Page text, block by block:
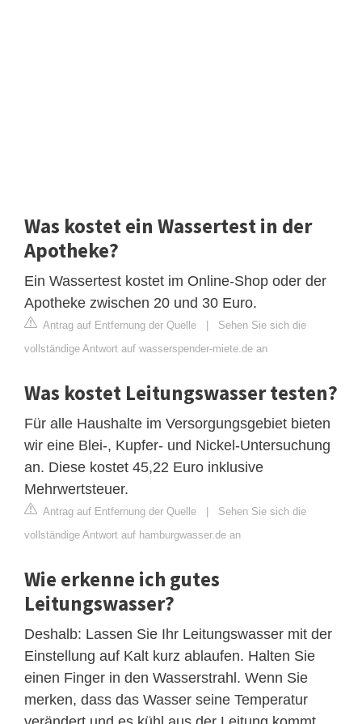
Was kostet ein Wassertest in der
Apotheke?
Ein Wassertest kostet im Online-Shop oder der
Apotheke zwischen 20 und 30 Euro.
Antrag auf Entfernung der Quelle | Sehen Sie sich die
vollständige Antwort auf wasserspender-miete.de an
Was kostet Leitungswasser testen?
Für alle Haushalte im Versorgungsgebiet bieten
wir eine Blei-, Kupfer- und Nickel-Untersuchung
an. Diese kostet 45,22 Euro inklusive
Mehrwertsteuer.
Antrag auf Entfernung der Quelle | Sehen Sie sich die
vollständige Antwort auf hamburgwasser.de an
Wie erkenne ich gutes
Leitungswasser?
Deshalb: Lassen Sie Ihr Leitungswasser mit der
Einstellung auf Kalt kurz ablaufen. Halten Sie
einen Finger in den Wasserstrahl. Wenn Sie
merken, dass das Wasser seine Temperatur